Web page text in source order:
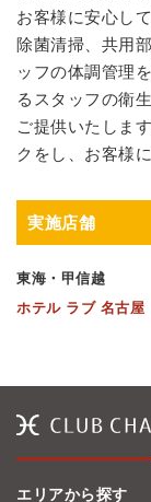
お客様に安心し
除菌清掃、共用
ッフの体調管理
るスタッフの衛
ご提供いたしま
クをし、お客様
実施店舗
東海・甲信越
ホテル ラブ 名古屋
エリアから探す